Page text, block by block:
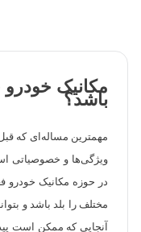
مکانیک خودرو
باشد؟
مهمترین مساله‌ای که
ویژگی‌ها و خصوصیاتی
در حوزه مکانیک خودرو
مختلف را بلد باشد و
آنجایی که ممکن است